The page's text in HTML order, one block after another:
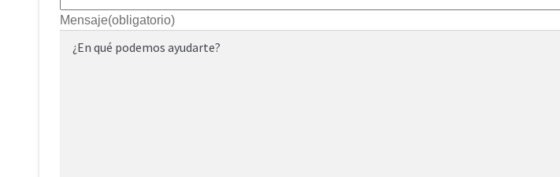
Mensaje(obligatorio)